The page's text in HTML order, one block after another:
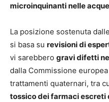
microinquinanti nelle
La posizione sostenuta
si basa su revisioni di
vi sarebbero gravi difetti
dalla Commissione
trattamenti quaternari, tra
tossico dei farmaci escreti